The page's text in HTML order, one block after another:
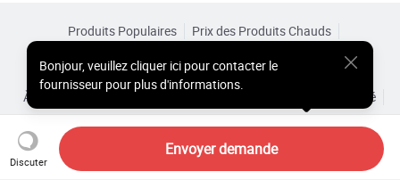
Discuter
Envoyer demande
Bonjour,veuillez cliquer ici pour contacter le
fournisseur pour plus d'informations.
Produits Populaires
Prix des Produits Chauds
Site PC
Aperçus
À Propos de
Accord d’Utilisateur
Politique de Confidentialité
Contact
Copyright © 2026 Focus Technology Co., Ltd. All Rights Reserved